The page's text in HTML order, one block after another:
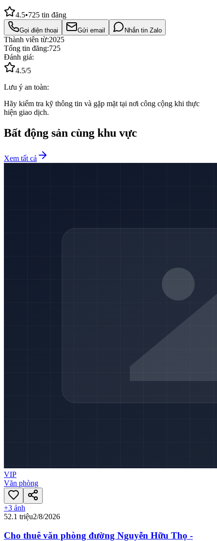
4.5•725 tin đăng
Gọi điện thoại Gửi email Nhắn tin Zalo
Thành viên từ:2025
Tổng tin đăng:725
Đánh giá:
4.5/5
Lưu ý an toàn:
Hãy kiểm tra kỹ thông tin và gặp mặt tại nơi công cộng khi thực
hiện giao dịch.
Bất động sản cùng khu vực
Xem tất cả
VIP
Văn phòng
+3 ảnh
52.1 triệu2/8/2026
Cho thuê văn phòng đường Nguyễn Hữu Thọ -